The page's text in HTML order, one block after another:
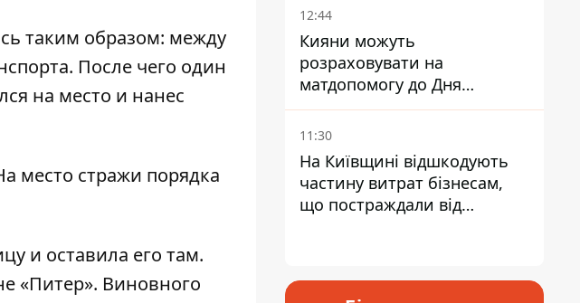
таким образом: между
После чего один
на место и нанес
место стражи порядка
и оставила его там.
«Питер». Виновного
12:44
Кияни можуть
розраховувати на
матдопомогу до Дня
незалежності - кому її
дадуть
11:30
На Київщині відшкодують
частину витрат бізнесам,
що постраждали від